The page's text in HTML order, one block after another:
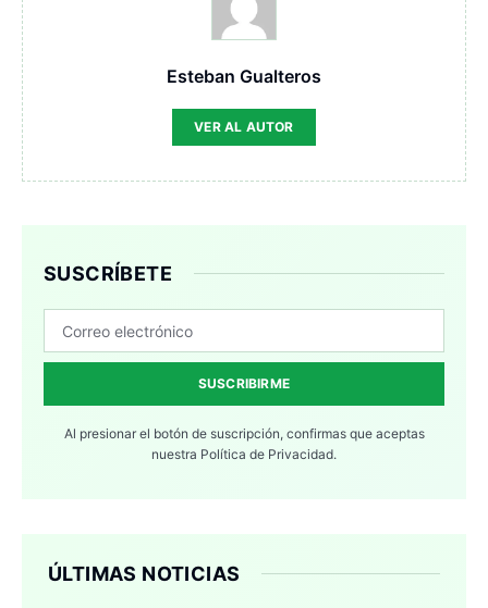
Esteban Gualteros
VER AL AUTOR
SUSCRÍBETE
SUSCRIBIRME
Al presionar el botón de suscripción, confirmas que aceptas
nuestra Política de Privacidad.
ÚLTIMAS NOTICIAS